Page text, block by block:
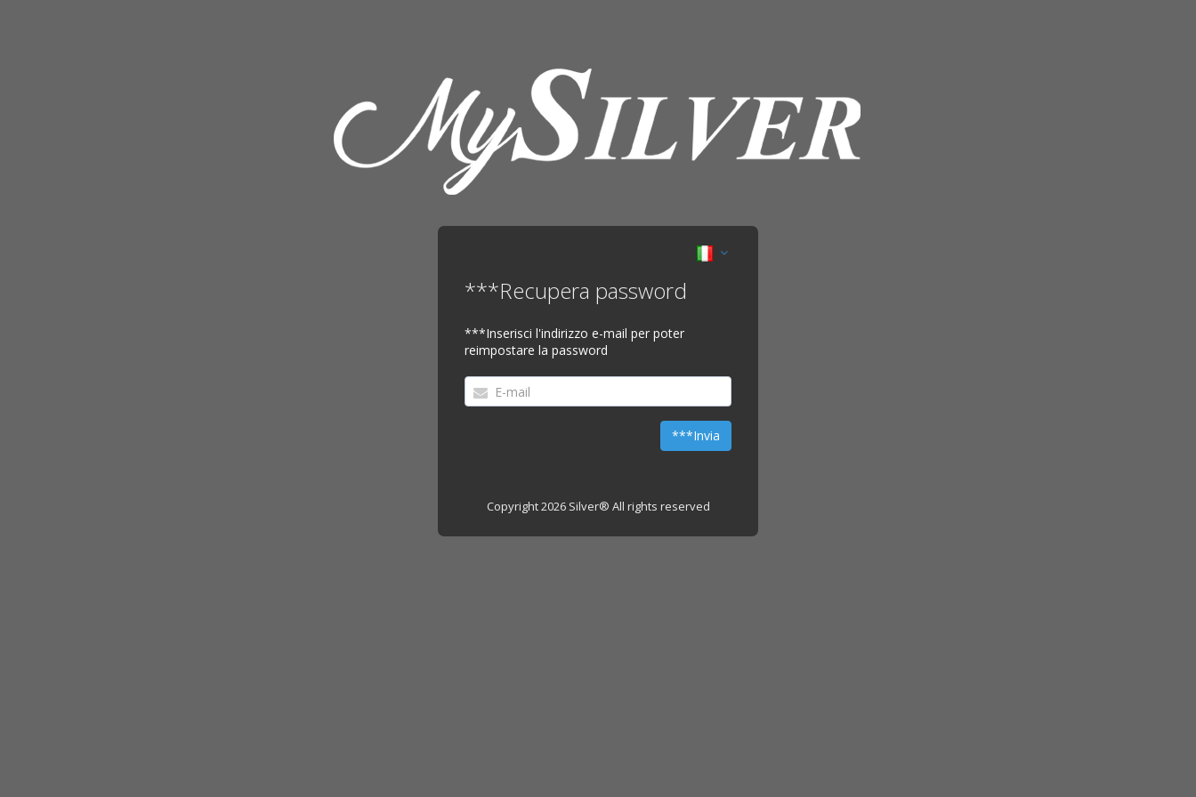
***Recupera password
***Inserisci l'indirizzo e-mail per poter
reimpostare la password
Copyright 2026 Silver® All rights reserved